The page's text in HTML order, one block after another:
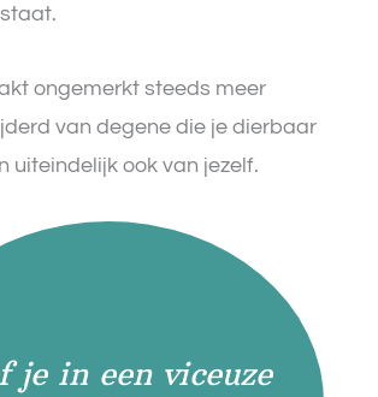
ongemerkt steeds meer
van degene die je dierbaar
uiteindelijk ook van jezelf.
je in een viceuze